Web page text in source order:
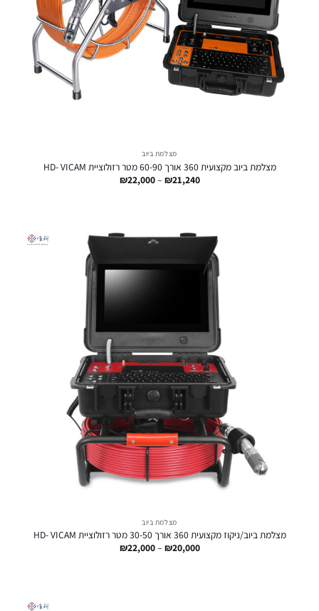
מצלמת ביוב
מצלמת ביוב מקצועית 360 אורך 60-90 מטר רזולוציית HD- VICAM
₪21,240
–
₪22,000 טווח
מצלמת ביוב
מצלמת ביוב/ניקוז מקצועית 360 אורך 30-50 מטר רזולוציית HD- VICAM
₪20,000
–
₪22,000 טווח